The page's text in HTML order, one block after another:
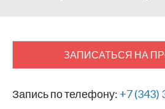
ЗАПИСАТЬСЯ НА
Запись по телефону: +7 (343)